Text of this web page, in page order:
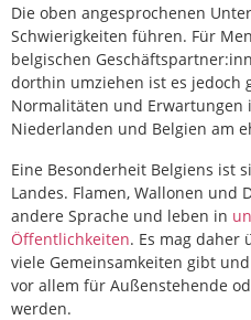
Die oben angesprochenen
Schwierigkeiten führen. Für
belgischen
dorthin umziehen ist es jedoch
Normalitäten und Erwartungen
Niederlanden und Belgien am
Eine Besonderheit Belgiens ist
Landes. Flamen, Wallonen und
andere Sprache und leben in
Öffentlichkeiten. Es mag daher
viele Gemeinsamkeiten gibt
vor allem für Außenstehende
werden.